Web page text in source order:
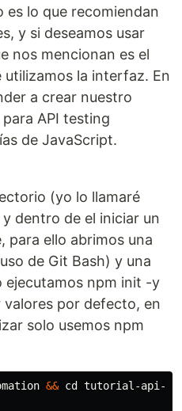
es lo que recomiendan
y si deseamos usar
nos mencionan es el
utilizamos la interfaz. En
a crear nuestro
API testing
de JavaScript.
(yo lo llamaré
dentro de el iniciar un
para ello abrimos una
de Git Bash) y una
npm init -y
por defecto, en
solo usemos npm
&& cd